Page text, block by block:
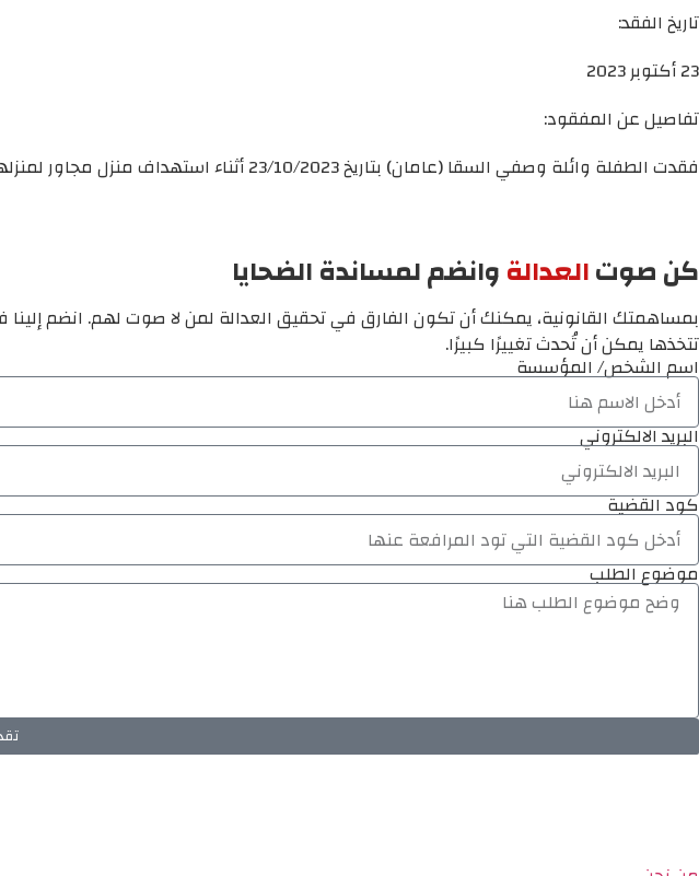
تاريخ الفقد:
23 أكتوبر 2023
تفاصيل عن المفقود:
فقدت الطفلة وائلة وصفي السقا (عامان) بتاريخ 23/10/2023 أثناء استهداف منزل مجاور لمنزلهم في مدينة غزة.
كن صوتالعدالةوانضم لمساندة الضحايا
بمساهمتك القانونية، يمكنك أن تكون الفارق في تحقيق العدالة لمن لا صوت لهم. انضم
تتخذها يمكن أن تُحدث تغييرًا كبيرًا.
اسم الشخص/ المؤسسة
البريد الالكتروني
كود القضية
موضوع الطلب